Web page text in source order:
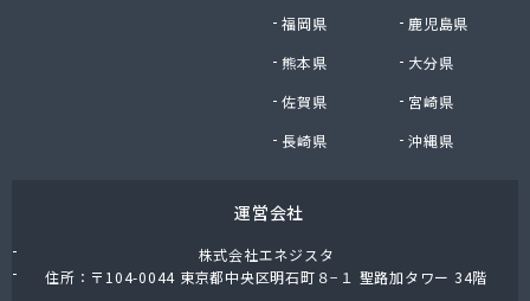
大陽日酸エネルギー株式会社 埼京支店
福岡県
鹿児島県
熊本県
大分県
佐賀県
宮崎県
長崎県
沖縄県
運営会社
株式会社エネジスタ
住所：〒104-0044 東京都中央区明石町８−１ 聖路加タワー 34階